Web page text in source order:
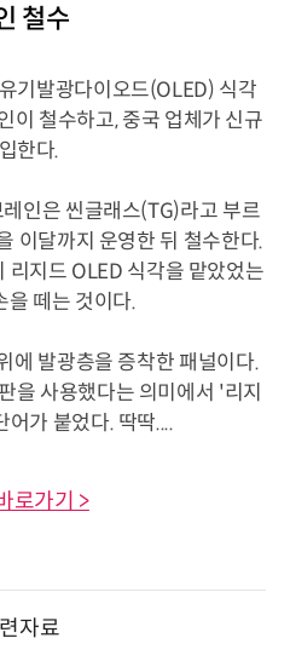
철수
기발광다이오드(OLED) 식각
이 철수하고, 중국 업체가 신규
한다.
인은 씬글래스(TG)라고 부르
이달까지 운영한 뒤 철수한다.
리지드 OLED 식각을 맡았었는
을 떼는 것이다.
에 발광층을 증착한 패널이다.
을 사용했다는 의미에서 '리지
가 붙었다. 딱딱....
로가기 >
자료